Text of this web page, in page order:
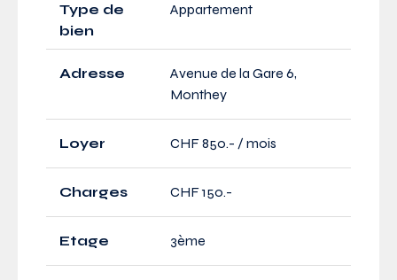
Type de
bien
Appartement
Adresse
Avenue de la Gare 6,
Monthey
Loyer CHF 850.- / mois
Charges CHF 150.-
Etage 3ème